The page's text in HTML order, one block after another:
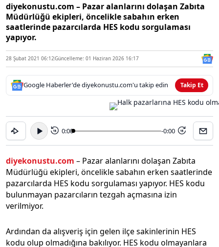
diyekonustu.com – Pazar alanlarını dolaşan Zabıta
Müdürlüğü ekipleri, öncelikle sabahın erken
saatlerinde pazarcılarda HES kodu sorgulaması
yapıyor.
28 Şubat 2021 06:12Güncelleme: 01 Haziran 2026 16:17
Google Haberler'de diyekonustu.com'u takip edin Takip Et
15 0:00 -0:00 15
diyekonustu.com – Pazar alanlarını dolaşan Zabıta
Müdürlüğü ekipleri, öncelikle sabahın erken saatlerinde
pazarcılarda HES kodu sorgulaması yapıyor. HES kodu
bulunmayan pazarcıların tezgah açmasına izin
verilmiyor.
Ardından da alışveriş için gelen ilçe sakinlerinin HES
kodu olup olmadığına bakılıyor. HES kodu olmayanlara